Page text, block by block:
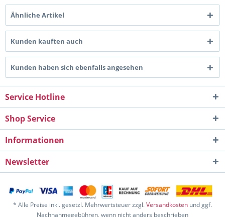
Ähnliche Artikel
Kunden kauften auch
Kunden haben sich ebenfalls angesehen
Service Hotline
Shop Service
Informationen
Newsletter
* Alle Preise inkl. gesetzl. Mehrwertsteuer zzgl.Versandkosten und ggf.
Nachnahmegebühren, wenn nicht anders beschrieben